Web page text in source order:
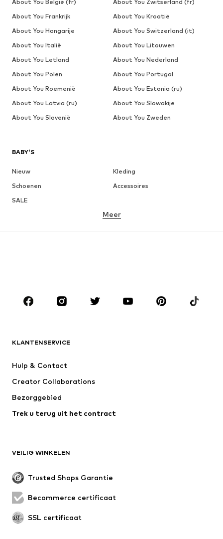
BABY'S
Nieuw
Kleding
Schoenen
Accessoires
SALE
MERKEN
NAME IT
WE Fashion
Meer
KLANTENSERVICE
Hulp & Contact
Creator Collaborations
Bezorggebied
Trek u terug uit het contract
VEILIG WINKELEN
Trusted Shops Garantie
Becommerce certificaat
SSL certificaat
About You België (fr)
About You Zwitserland (fr)
About You Frankrijk
About You Kroatië
About You Hongarije
About You Switzerland (it)
About You Italië
About You Litouwen
About You Letland
About You Nederland
About You Polen
About You Portugal
About You Roemenië
About You Estonia (ru)
About You Latvia (ru)
About You Slowakije
About You Slovenië
About You Zweden